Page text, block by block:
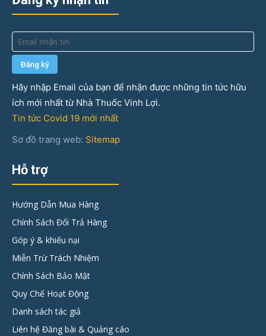
Hãy nhập Email của bạn để nhận được những tin tức hữu
ích mới nhất từ Nhà Thuốc Vinh Lợi.
Tin tức Covid 19 mới nhất
Sơ đồ trang web: Sitemap
Hỗ trợ
Hướng Dẫn Mua Hàng
Chính Sách Đổi Trả Hàng
Góp ý & khiếu nại
Miễn Trừ Trách Nhiệm
Chính Sách Bảo Mật
Quy Chế Hoạt Động
Danh sách tác giả
Liên hệ Đăng bài & Quảng cáo